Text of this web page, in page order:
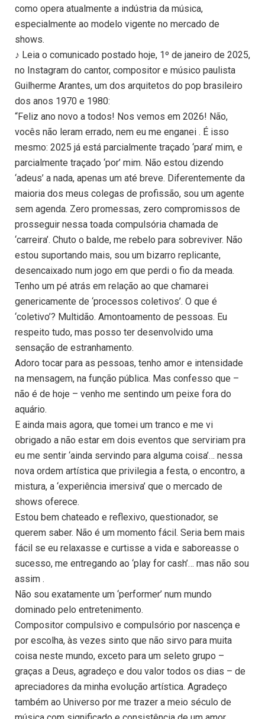
como opera atualmente a indústria da música,
especialmente ao modelo vigente no mercado de
shows.
♪ Leia o comunicado postado hoje, 1º de janeiro de 2025,
no Instagram do cantor, compositor e músico paulista
Guilherme Arantes, um dos arquitetos do pop brasileiro
dos anos 1970 e 1980:
“Feliz ano novo a todos! Nos vemos em 2026! Não,
vocês não leram errado, nem eu me enganei . É isso
mesmo: 2025 já está parcialmente traçado ‘para’ mim, e
parcialmente traçado ‘por’ mim. Não estou dizendo
‘adeus’ a nada, apenas um até breve. Diferentemente da
maioria dos meus colegas de profissão, sou um agente
sem agenda. Zero promessas, zero compromissos de
prosseguir nessa toada compulsória chamada de
‘carreira’. Chuto o balde, me rebelo para sobreviver. Não
estou suportando mais, sou um bizarro replicante,
desencaixado num jogo em que perdi o fio da meada.
Tenho um pé atrás em relação ao que chamarei
genericamente de ‘processos coletivos’. O que é
‘coletivo’? Multidão. Amontoamento de pessoas. Eu
respeito tudo, mas posso ter desenvolvido uma
sensação de estranhamento.
Adoro tocar para as pessoas, tenho amor e intensidade
na mensagem, na função pública. Mas confesso que –
não é de hoje – venho me sentindo um peixe fora do
aquário.
E ainda mais agora, que tomei um tranco e me vi
obrigado a não estar em dois eventos que serviriam pra
eu me sentir ‘ainda servindo para alguma coisa’… nessa
nova ordem artística que privilegia a festa, o encontro, a
mistura, a ‘experiência imersiva’ que o mercado de
shows oferece.
Estou bem chateado e reflexivo, questionador, se
querem saber. Não é um momento fácil. Seria bem mais
fácil se eu relaxasse e curtisse a vida e saboreasse o
sucesso, me entregando ao ‘play for cash’… mas não sou
assim .
Não sou exatamente um ‘performer’ num mundo
dominado pelo entretenimento.
Compositor compulsivo e compulsório por nascença e
por escolha, às vezes sinto que não sirvo para muita
coisa neste mundo, exceto para um seleto grupo –
graças a Deus, agradeço e dou valor todos os dias – de
apreciadores da minha evolução artística. Agradeço
também ao Universo por me trazer a meio século de